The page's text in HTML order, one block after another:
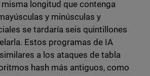
longitud que contenga
y minúsculas y
se tardaría seis quintillones
Estos programas de IA
a los ataques de tabla
hash más antiguos, como